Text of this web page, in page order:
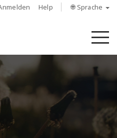
Help 🌐 Sprache